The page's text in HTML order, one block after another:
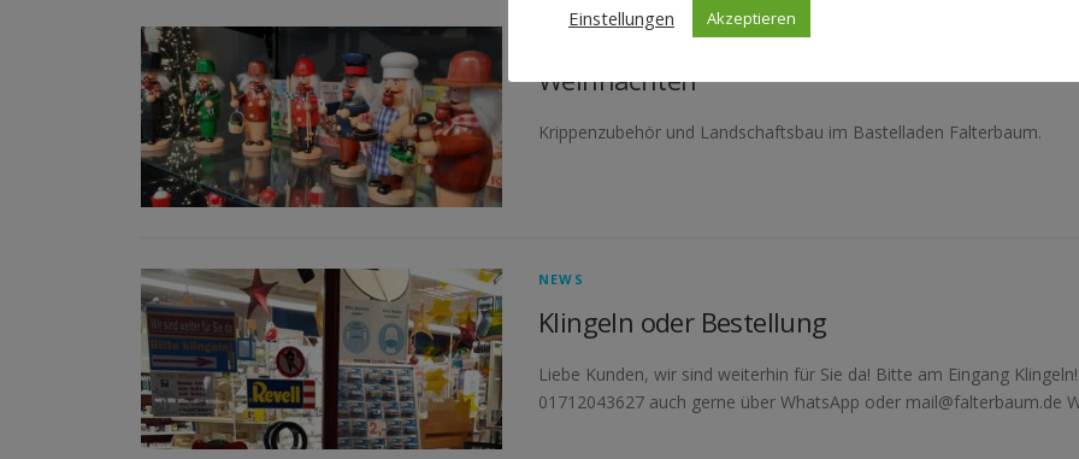
Weihnachten
Krippenzubehör und Landschaftsbau im Bastelladen Falterbaum.
NEWS
Klingeln oder Bestellung
Liebe Kunden, wir sind weiterhin für Sie da! Bitte am Eingang
01712043627 auch gerne über WhatsApp oder mail@falterbaum.de
Einstellungen
Akzeptieren